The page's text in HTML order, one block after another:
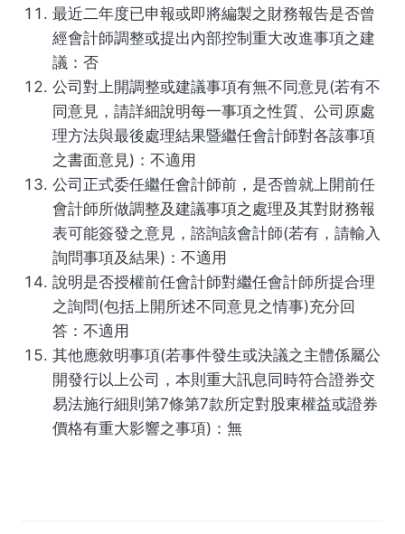
最近二年度已申報或即將編製之財務報告是否曾
經會計師調整或提出內部控制重大改進事項之建
議：否
公司對上開調整或建議事項有無不同意見(若有不
同意見，請詳細說明每一事項之性質、公司原處
理方法與最後處理結果暨繼任會計師對各該事項
之書面意見)：不適用
公司正式委任繼任會計師前，是否曾就上開前任
會計師所做調整及建議事項之處理及其對財務報
表可能簽發之意見，諮詢該會計師(若有，請輸入
詢問事項及結果)：不適用
說明是否授權前任會計師對繼任會計師所提合理
之詢問(包括上開所述不同意見之情事)充分回
答：不適用
其他應敘明事項(若事件發生或決議之主體係屬公
開發行以上公司，本則重大訊息同時符合證券交
易法施行細則第7條第7款所定對股東權益或證券
價格有重大影響之事項)：無